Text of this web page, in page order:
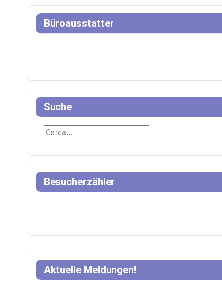
Aktuelle Meldungen!
Büroausstatter
Suche
Suche
Besucherzähler